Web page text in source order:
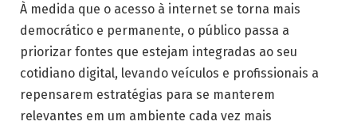
À medida que o acesso à internet se torna mais
democrático e permanente, o público passa a
priorizar fontes que estejam integradas ao seu
cotidiano digital, levando veículos e profissionais a
repensarem estratégias para se manterem
relevantes em um ambiente cada vez mais